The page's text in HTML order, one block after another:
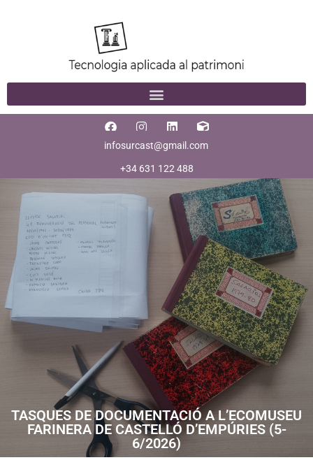
infosurcast@gmail.com
+34 631 122 488
TASQUES DE DOCUMENTACIÓ A L’ECOMUSEU
FARINERA DE CASTELLÓ D’EMPÚRIES (5-
6/2026)